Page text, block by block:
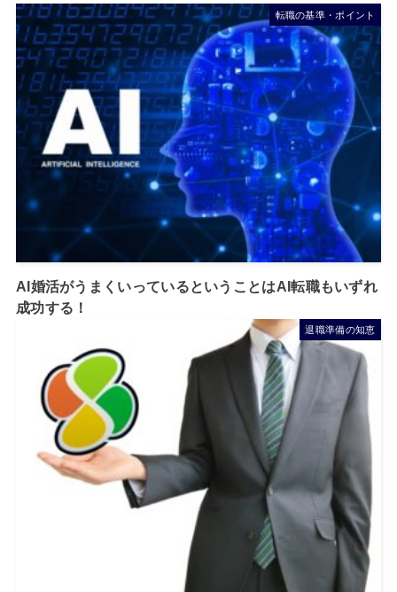
転職の基準・ポイント
AI婚活がうまくいっているということはAI転職もいずれ
成功する！
退職準備の知恵